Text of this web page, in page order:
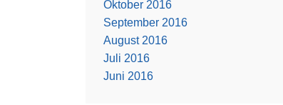
Oktober 2016
September 2016
August 2016
Juli 2016
Juni 2016